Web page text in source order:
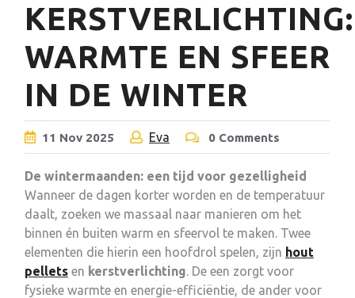
KERSTVERLICHTING:
WARMTE EN SFEER
IN DE WINTER
11 Nov 2025 Eva 0 Comments
De wintermaanden: een tijd voor gezelligheid
Wanneer de dagen korter worden en de temperatuur
daalt, zoeken we massaal naar manieren om het
binnen én buiten warm en sfeervol te maken. Twee
elementen die hierin een hoofdrol spelen, zijn hout
pellets en kerstverlichting. De een zorgt voor
fysieke warmte en energie-efficiëntie, de ander voor